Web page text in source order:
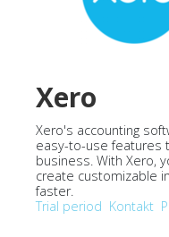
Xero
Xero's accounting
easy-to-use features
business. With Xero,
create customizable
faster.
Trial period Kontakt